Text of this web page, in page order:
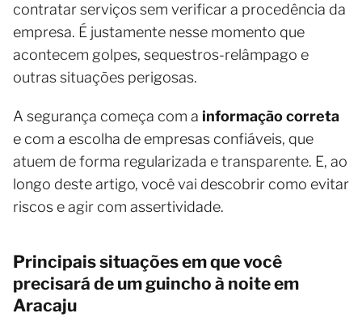
contratar serviços sem verificar a procedência da
empresa. É justamente nesse momento que
acontecem golpes, sequestros-relâmpago e
outras situações perigosas.
A segurança começa com a informação correta
e com a escolha de empresas confiáveis, que
atuem de forma regularizada e transparente. E, ao
longo deste artigo, você vai descobrir como evitar
riscos e agir com assertividade.
Principais situações em que você
precisará de um guincho à noite em
Aracaju